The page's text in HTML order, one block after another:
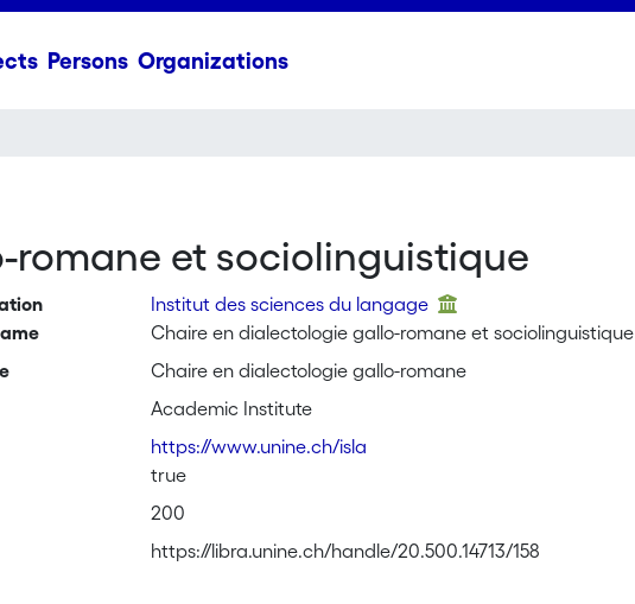
Persons Organizations
et sociolinguistique
Institut des sciences du langage
Chaire en dialectologie gallo-romane et sociolinguistique
Chaire en dialectologie gallo-romane
Academic Institute
https://www.unine.ch/isla
true
200
https://libra.unine.ch/handle/20.500.14713/158